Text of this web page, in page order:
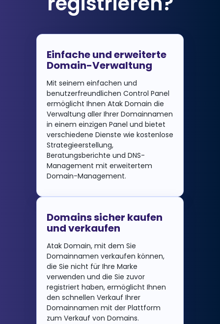
Einfache und erweiterte
Domain-Verwaltung
Mit seinem einfachen und
benutzerfreundlichen Control Panel
ermöglicht Ihnen Atak Domain die
Verwaltung aller Ihrer Domainnamen
in einem einzigen Panel und bietet
verschiedene Dienste wie kostenlose
Strategieerstellung,
Beratungsberichte und DNS-
Management mit erweitertem
Domain-Management.
Domains sicher kaufen
und verkaufen
Atak Domain, mit dem Sie
Domainnamen verkaufen können,
die Sie nicht für Ihre Marke
verwenden und die Sie zuvor
registriert haben, ermöglicht Ihnen
den schnellen Verkauf Ihrer
Domainnamen mit der Plattform
zum Verkauf von Domains.